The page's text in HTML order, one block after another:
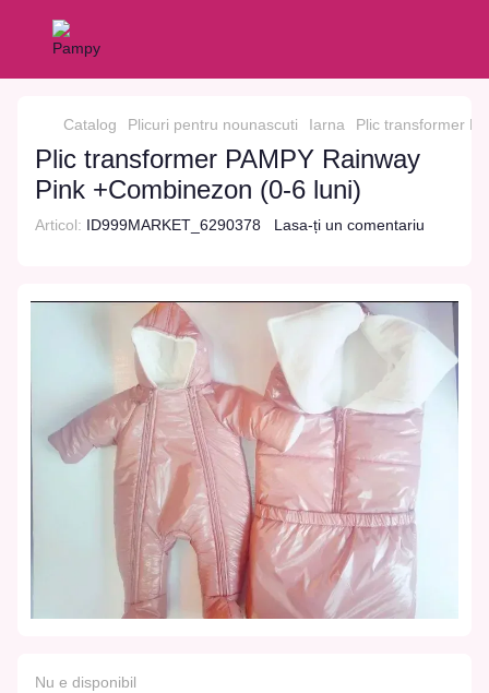
Catalog Plicuri pentru nounascuti Iarna Plic transformer
Plic transformer PAMPY Rainway
Pink +Combinezon (0-6 luni)
Articol: ID999MARKET_6290378 Lasa-ți un comentariu
Nu e disponibil